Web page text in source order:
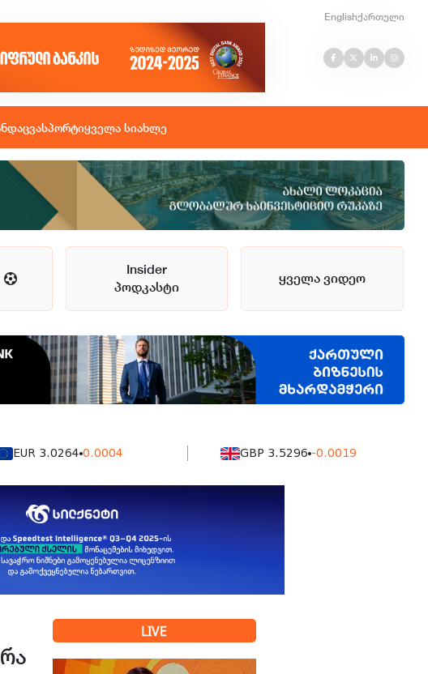
Englishქართული
სპორტიყველა სიახლე
Insider
პოდკასტი
ყველა ვიდეო
3.0264 0.0004 GBP 3.5296 -0.0019
LIVE